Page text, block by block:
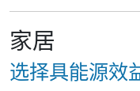
家居
选择具能源效